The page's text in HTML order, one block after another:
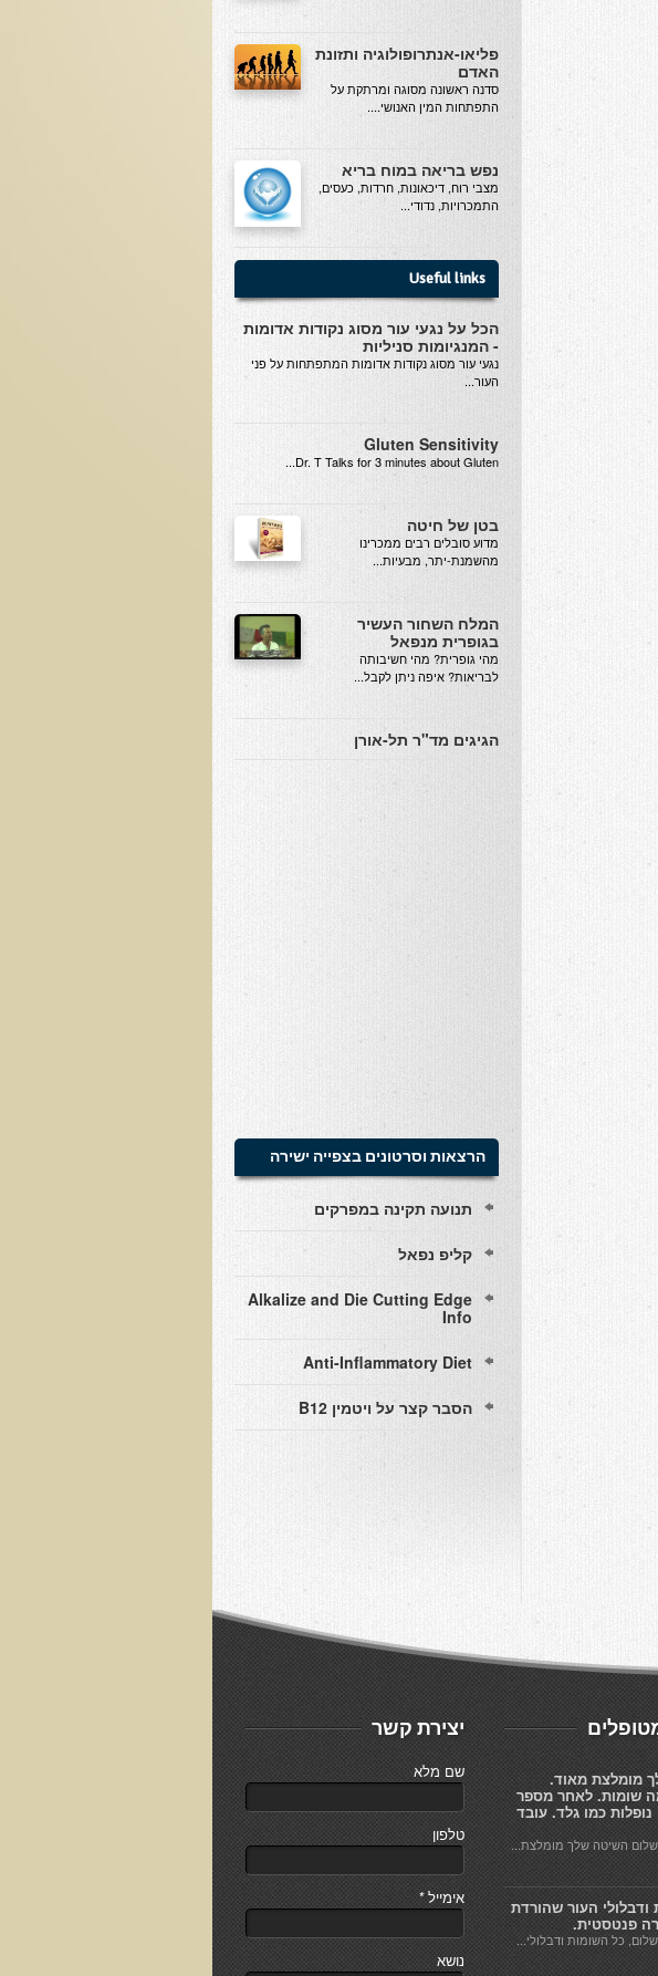
פליאו-אנתרופולוגיה ותזונת
האדם
סדנה ראשונה מסוגה ומרתקת על
התפתחות המין האנושי....
נפש בריאה במוח בריא
מצבי רוח, דיכאונות, חרדות, כעסים,
התמכרויות, נדודי...
Useful links
הכל על נגעי עור מסוג נקודות אדומות
- המנגיומות סניליות
נגעי עור מסוג נקודות אדומות המתפתחות על פני
העור...
Gluten Sensitivity
Dr. T Talks for 3 minutes about Gluten...
בטן של חיטה
​מדוע סובלים רבים ממכרינו
מהשמנת-יתר, מבעיות...
המלח השחור העשיר
בגופרית מנפאל
מהי גופרית? מהי חשיבותה
לבריאות? איפה ניתן לקבל...
הגיגים מד"ר תל-אורן
הרצאות וסרטונים בצפייה ישירה
תנועה תקינה במפרקים
קליפ נפאל
Alkalize and Die Cutting Edge
Info
Anti-Inflammatory Diet
הסבר קצר על ויטמין B12
מומלצת מאוד.
שומות. לאחר מספר
כמו גלד. עובד
השיטה שלך מומלצת...
ודבלולי העור שהורדת
פנטסטית.
כל השומות ודבלולי...
יצירת קשר
שם מלא
טלפון
אימייל*
נושא